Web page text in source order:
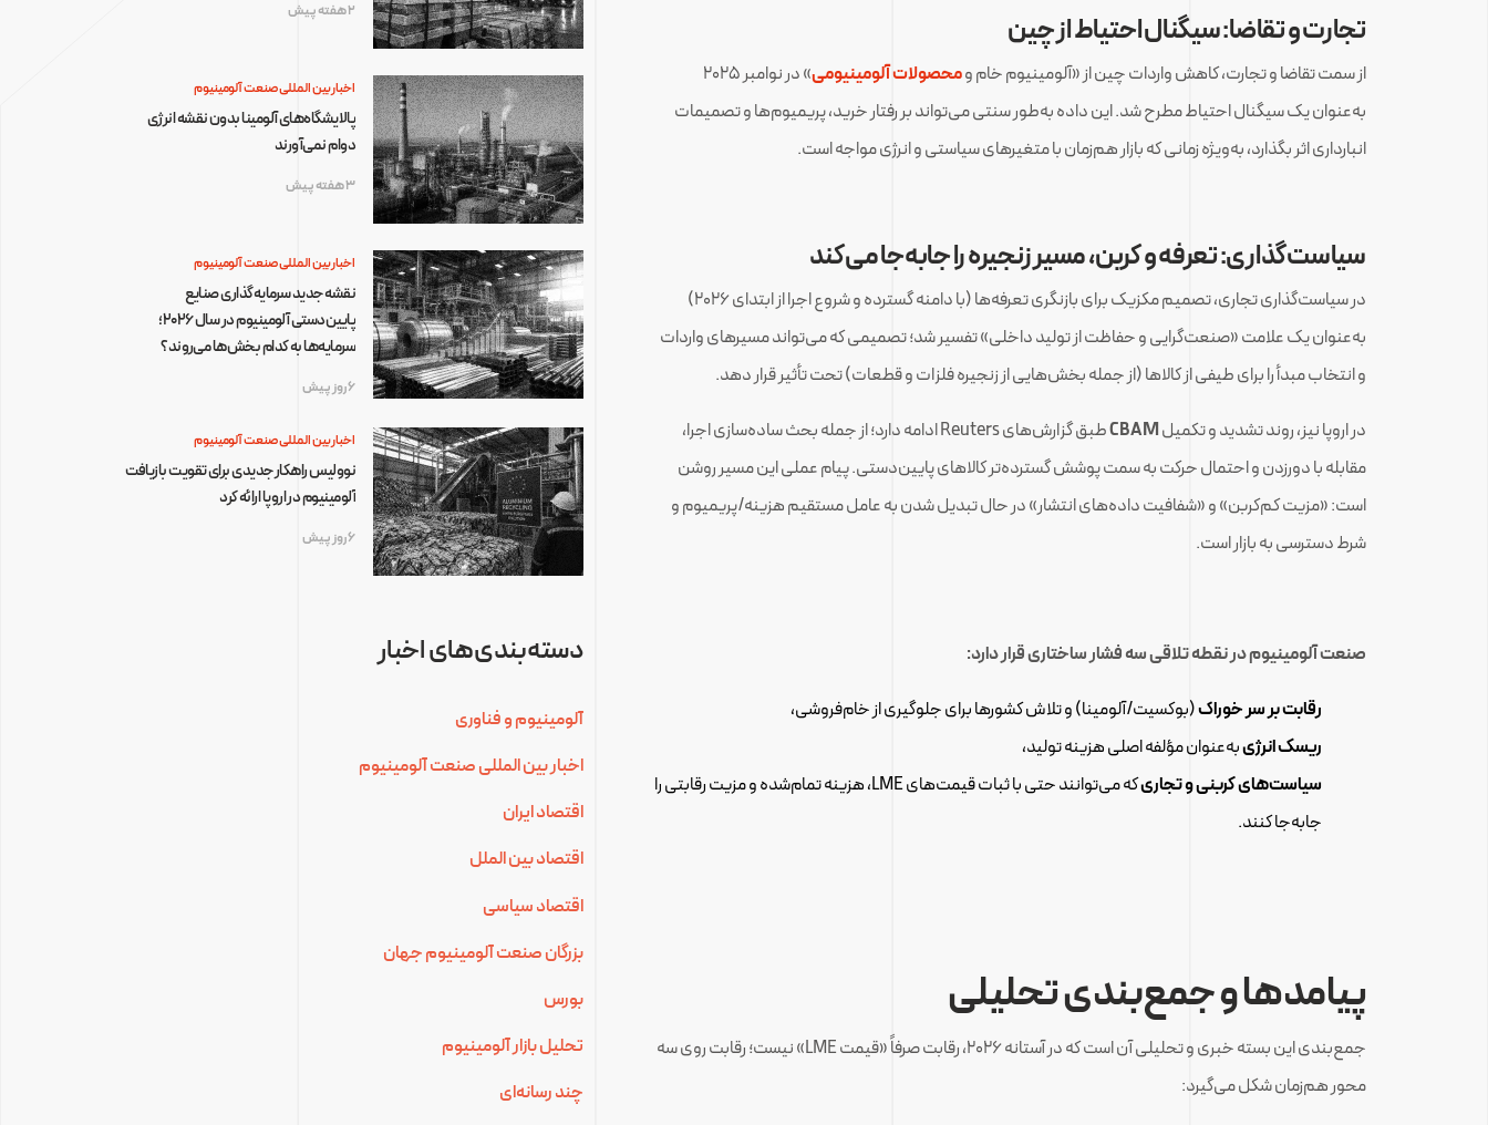
تجارت و تقاضا: سیگنال احتیاط از چین
از سمت تقاضا و تجارت، کاهش واردات چین از «آلومینیوم خام ومحصولات آلومینیومی
» در نوامبر ۲۰۲۵
به‌عنوان یک سیگنال احتیاط مطرح شد. این داده به‌طور سنتی می‌تواند بر رفتار خرید، پریمیوم‌ها و تصمیمات
انبارداری اثر بگذارد، به‌ویژه زمانی که بازار هم‌زمان با متغیرهای سیاستی و انرژی مواجه است.
سیاست‌گذاری: تعرفه و کربن، مسیر زنجیره را جابه‌جا می‌کند
در سیاست‌گذاری تجاری، تصمیم مکزیک برای بازنگری تعرفه‌ها (با دامنه گسترده و شروع اجرا از ابتدای ۲۰۲۶)
به‌عنوان یک علامت «صنعت‌گرایی و حفاظت از تولید داخلی» تفسیر شد؛ تصمیمی که می‌تواند مسیرهای واردات
و انتخاب مبدأ را برای طیفی از کالاها (از جمله بخش‌هایی از زنجیره فلزات و قطعات) تحت تأثیر قرار دهد.
در اروپا نیز، روند تشدید و تکمیلCBAM
طبق گزارش‌های Reuters ادامه دارد؛ از جمله بحث ساده‌سازی اجرا،
مقابله با دورزدن و احتمال حرکت به سمت پوشش گسترده‌تر کالاهای پایین‌دستی. پیام عملی این مسیر روشن
است: «مزیت کم‌کربن» و «شفافیت داده‌های انتشار» در حال تبدیل شدن به عامل مستقیم هزینه/پریمیوم و
شرط دسترسی به بازار است.
صنعت آلومینیوم در نقطه تلاقی سه فشار ساختاری قرار دارد:
رقابت بر سر خوراک(بوکسیت/آلومینا) و تلاش کشورها برای جلوگیری از خام‌فروشی،
ریسک انرژیبه‌عنوان مؤلفه اصلی هزینه تولید،
سیاست‌های کربنی و تجاری
که می‌توانند حتی با ثبات قیمت‌های LME، هزینه تمام‌شده و مزیت رقابتی را
جابه‌جا کنند.
پیامدها و جمع‌بندی تحلیلی
جمع‌بندی این بسته خبری و تحلیلی آن است که در آستانه ۲۰۲۶، رقابت صرفاً «قیمت LME» نیست؛ رقابت روی سه
محور هم‌زمان شکل می‌گیرد:
2 هفته پیش
اخبار بین المللی صنعت آلومینیوم
پالایشگاه‌های آلومینا بدون نقشه انرژی
دوام نمی‌آورند
3 هفته پیش
اخبار بین المللی صنعت آلومینیوم
نقشه جدید سرمایه‌گذاری صنایع
پایین‌دستی آلومینیوم در سال ۲۰۲۶؛
سرمایه‌ها به کدام بخش‌ها می‌روند؟
6 روز پیش
اخبار بین المللی صنعت آلومینیوم
نوولیس راهکار جدیدی برای تقویت بازیافت
آلومینیوم در اروپا ارائه کرد
6 روز پیش
دسته‌بندی‌های اخبار
آلومینیوم و فناوری
اخبار بین المللی صنعت آلومینیوم
اقتصاد ایران
اقتصاد بین الملل
اقتصاد سیاسی
بزرگان صنعت آلومینیوم جهان
بورس
تحلیل بازار آلومینیوم
چند رسانه‌ای